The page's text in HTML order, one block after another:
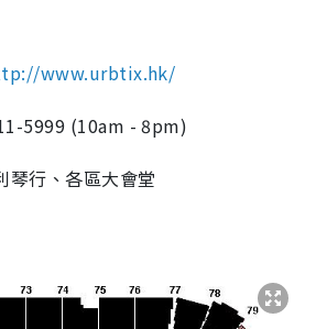
www.urbtix.hk/
5999 (10am - 8pm)
琴行、各區大會堂